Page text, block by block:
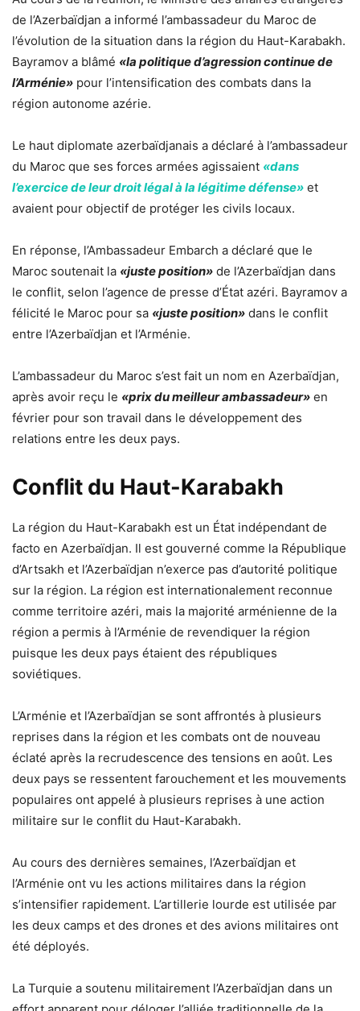
de l’Azerbaïdjan a informé l’ambassadeur du Maroc de
l’évolution de la situation dans la région du Haut-Karabakh.
Bayramov a blâmé «la politique d’agression continue de
l’Arménie» pour l’intensification des combats dans la
région autonome azérie.
Le haut diplomate azerbaïdjanais a déclaré à l’ambassadeur
du Maroc que ses forces armées agissaient «dans
l’exercice de leur droit légal à la légitime défense» et
avaient pour objectif de protéger les civils locaux.
En réponse, l’Ambassadeur Embarch a déclaré que le
Maroc soutenait la «juste position» de l’Azerbaïdjan dans
le conflit, selon l’agence de presse d’État azéri. Bayramov a
félicité le Maroc pour sa «juste position» dans le conflit
entre l’Azerbaïdjan et l’Arménie.
L’ambassadeur du Maroc s’est fait un nom en Azerbaïdjan,
après avoir reçu le «prix du meilleur ambassadeur» en
février pour son travail dans le développement des
relations entre les deux pays.
Conflit du Haut-Karabakh
La région du Haut-Karabakh est un État indépendant de
facto en Azerbaïdjan. Il est gouverné comme la République
d’Artsakh et l’Azerbaïdjan n’exerce pas d’autorité politique
sur la région. La région est internationalement reconnue
comme territoire azéri, mais la majorité arménienne de la
région a permis à l’Arménie de revendiquer la région
puisque les deux pays étaient des républiques
soviétiques.
L’Arménie et l’Azerbaïdjan se sont affrontés à plusieurs
reprises dans la région et les combats ont de nouveau
éclaté après la recrudescence des tensions en août. Les
deux pays se ressentent farouchement et les mouvements
populaires ont appelé à plusieurs reprises à une action
militaire sur le conflit du Haut-Karabakh.
Au cours des dernières semaines, l’Azerbaïdjan et
l’Arménie ont vu les actions militaires dans la région
s’intensifier rapidement. L’artillerie lourde est utilisée par
les deux camps et des drones et des avions militaires ont
été déployés.
La Turquie a soutenu militairement l’Azerbaïdjan dans un